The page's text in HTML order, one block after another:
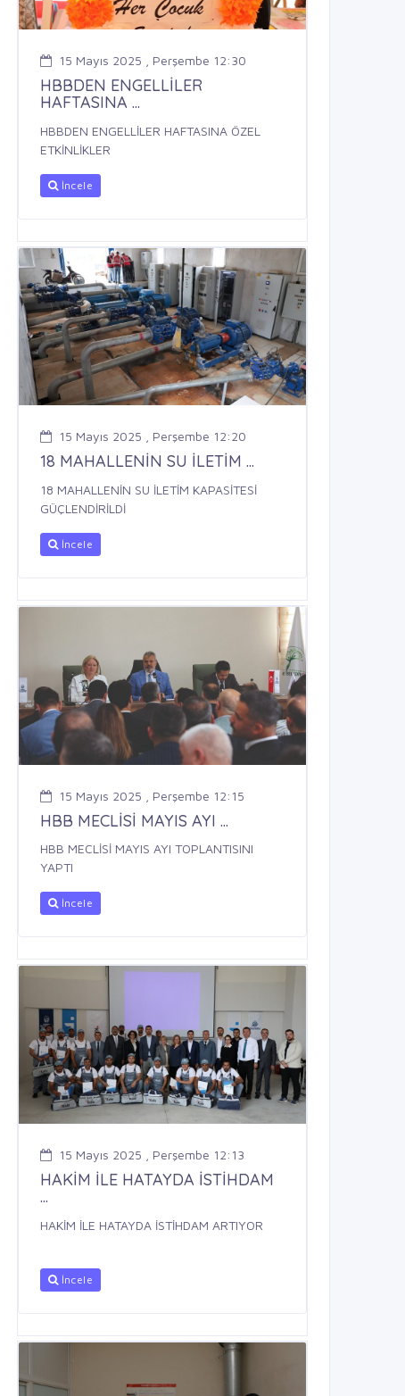
15 Mayıs 2025 , Perşembe 12:30
HBBDEN ENGELLİLER
HAFTASINA ...
HBBDEN ENGELLİLER HAFTASINA ÖZEL
ETKİNLİKLER
İncele
15 Mayıs 2025 , Perşembe 12:20
18 MAHALLENİN SU İLETİM ...
18 MAHALLENİN SU İLETİM KAPASİTESİ
GÜÇLENDİRİLDİ
İncele
15 Mayıs 2025 , Perşembe 12:15
HBB MECLİSİ MAYIS AYI ...
HBB MECLİSİ MAYIS AYI TOPLANTISINI
YAPTI
İncele
15 Mayıs 2025 , Perşembe 12:13
HAKİM İLE HATAYDA İSTİHDAM
...
HAKİM İLE HATAYDA İSTİHDAM ARTIYOR
İncele